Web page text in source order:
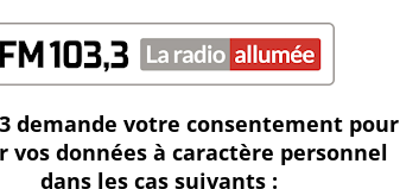
demande votre consentement pour
vos données à caractère personnel
dans les cas suivants :